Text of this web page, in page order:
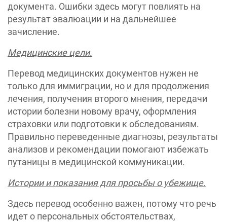
документа. Ошибки здесь могут повлиять на
результат эвалюации и на дальнейшее
зачисление.
Медицинские цели.
Перевод медицинских документов нужен не
только для иммиграции, но и для продолжения
лечения, получения второго мнения, передачи
истории болезни новому врачу, оформления
страховки или подготовки к обследованиям.
Правильно переведенные диагнозы, результаты
анализов и рекомендации помогают избежать
путаницы в медицинской коммуникации.
Истории и показания для просьбы о убежище.
Здесь перевод особенно важен, потому что речь
идет о персональных обстоятельствах,